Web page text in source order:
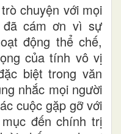
chuyện với mọi
cám ơn vì sự
động thể chế,
của tính vô vị
biệt trong văn
nhắc mọi người
cuộc gặp gỡ với
đến chính trị